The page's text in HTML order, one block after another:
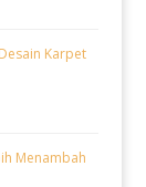
Karpet
Menambah